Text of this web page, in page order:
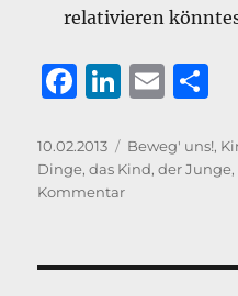
relativieren
F
c
e
o
Li
k
e
I
E
ai
l
n
Veröffentlicht
am
10.02.2013 Kategorien
Beweg' uns!,
Dinge,das Kind,der Junge,
Kommentarzu